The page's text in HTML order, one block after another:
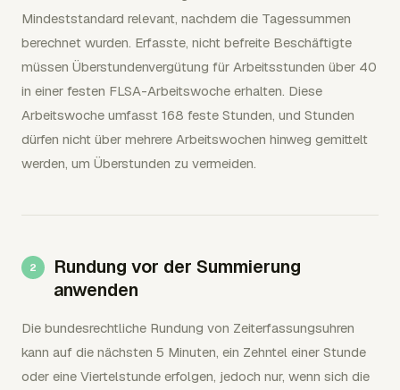
Mindeststandard relevant, nachdem die Tagessummen
berechnet wurden. Erfasste, nicht befreite Beschäftigte
müssen Überstundenvergütung für Arbeitsstunden über 40
in einer festen FLSA-Arbeitswoche erhalten. Diese
Arbeitswoche umfasst 168 feste Stunden, und Stunden
dürfen nicht über mehrere Arbeitswochen hinweg gemittelt
werden, um Überstunden zu vermeiden.
Rundung vor der Summierung
anwenden
Die bundesrechtliche Rundung von Zeiterfassungsuhren
kann auf die nächsten 5 Minuten, ein Zehntel einer Stunde
oder eine Viertelstunde erfolgen, jedoch nur, wenn sich die